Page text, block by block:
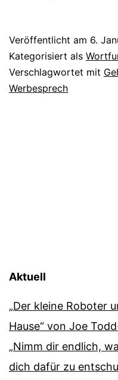
Veröffentlicht am 6.
Kategorisiert als
Verschlagwortet mit
Werbesprech
Aktuell
„Der kleine Roboter
Hause“ von Joe
„Nimm dir endlich,
dich dafür zu